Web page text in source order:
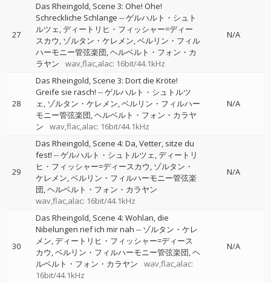
27
Das Rheingold, Scene 3: Ohe! Ohe!
Schreckliche Schlange --ゲルハルト・シュト
ルツェ ディートリヒ・フィッシャー=ディー
スカウ ゾルタン・ケレメン ベルリン・フィル
ハーモニー管弦楽団 ヘルベルト・フォン・カ
ラヤン
wav,flac,alac: 16bit/44.1kHz
N/A
28
Das Rheingold, Scene 3: Dort die Kröte!
Greife sie rasch! --ゲルハルト・シュトルツ
ェ ゾルタン・ケレメン ベルリン・フィルハー
モニー管弦楽団 ヘルベルト・フォン・カラヤ
ン
wav,flac,alac: 16bit/44.1kHz
N/A
29
Das Rheingold, Scene 4: Da, Vetter, sitze du
fest! --ゲルハルト・シュトルツェ ディートリ
ヒ・フィッシャー=ディースカウ ゾルタン・
ケレメン ベルリン・フィルハーモニー管弦楽
団 ヘルベルト・フォン・カラヤン
wav,flac,alac: 16bit/44.1kHz
N/A
30
Das Rheingold, Scene 4: Wohlan, die
Nibelungen rief ich mir nah -- ゾルタン・ケレ
メン ディートリヒ・フィッシャー=ディース
カウ ベルリン・フィルハーモニー管弦楽団 ヘ
ルベルト・フォン・カラヤン
wav,flac,alac:
16bit/44.1kHz
N/A